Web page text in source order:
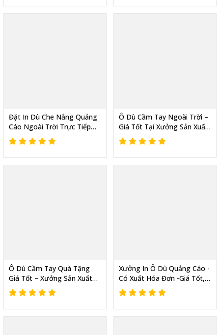
Đặt In Dù Che Nắng Quảng
Cáo Ngoài Trời Trực Tiếp
Tại Xưởng – Giá Chỉ từ 400k
- Có Xuất VAT
Ô Dù Cầm Tay Ngoài Trời –
Giá Tốt Tại Xưởng Sản Xuất
-Nhận In Logo, Giao Nhanh
Ô Dù Cầm Tay Quà Tặng
Giá Tốt – Xưởng Sản Xuất
Trực Tiếp, Nhận Đơn Hàng
Sự Kiện
Xưởng In Ô Dù Quảng Cáo -
Có Xuất Hóa Đơn -Giá Tốt,
Nhận In Logo Theo Yêu Cầu